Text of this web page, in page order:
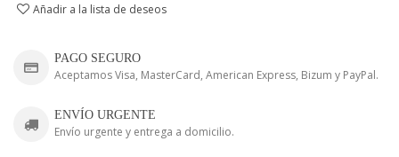
Añadir a la lista de deseos
PAGO SEGURO
Aceptamos Visa, MasterCard, American Express, Bizum y PayPal.
ENVÍO URGENTE
Envío urgente y entrega a domicilio.